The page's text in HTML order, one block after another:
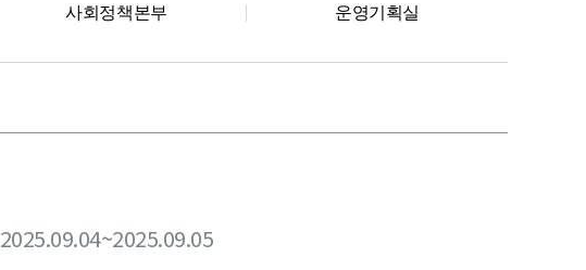
사회정책본부 운영기획실
2025.09.04~2025.09.05